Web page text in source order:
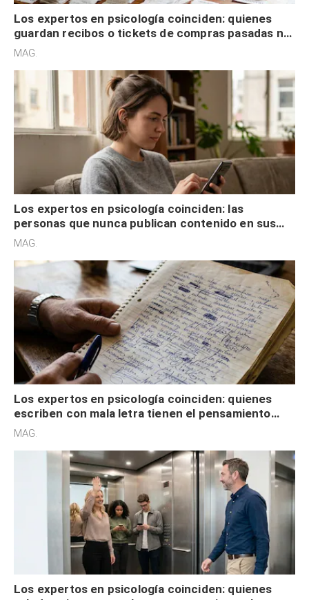
Los expertos en psicología coinciden: quienes
guardan recibos o tickets de compras pasadas no
son acumuladores, sino que tienen necesidad de
MAG.
Los expertos en psicología coinciden: las
personas que nunca publican contenido en sus
redes sociales no pretenden buscar validación
MAG.
Los expertos en psicología coinciden: quienes
escriben con mala letra tienen el pensamiento
acelerado y no lo hacen por desinterés
MAG.
Los expertos en psicología coinciden: quienes